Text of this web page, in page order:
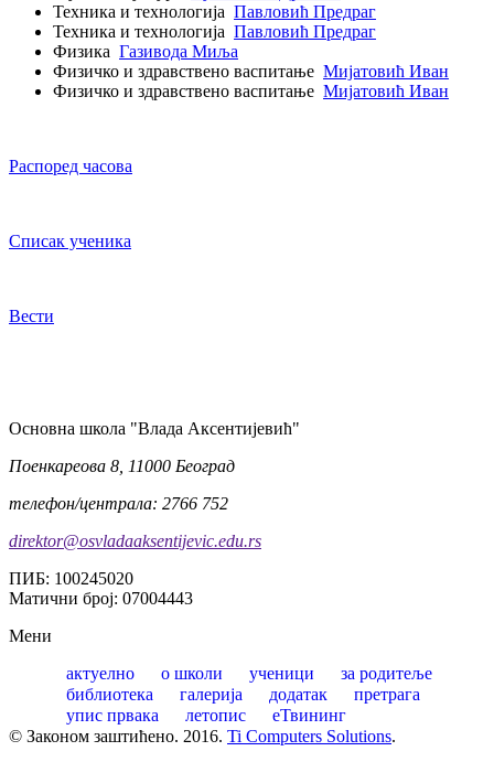
Техника и технологија Павловић Предраг
Техника и технологија Павловић Предраг
Физика Газивода Миља
Физичко и здравствено васпитање Мијатовић Иван
Физичко и здравствено васпитање Мијатовић Иван
Распоред часова
Списак ученика
Вести
Oсновна школа "Влада Аксентијевић"
Поенкареова 8, 11000 Београд
телефон/централа: 2766 752
direktor@osvladaaksentijevic.edu.rs
ПИБ: 100245020
Матични број: 07004443
Мени
актуелно
о школи ученици
за родитеље
библиотека
галерија додатак
претрага
упис првака
летопис
еТвининг
© Законом заштићено. 2016. Ti Computers Solutions.